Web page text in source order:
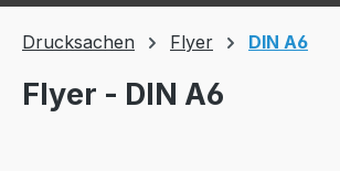
Drucksachen Flyer DIN A6
Flyer - DIN A6